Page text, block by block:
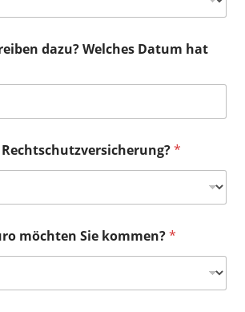
dazu? Welches Datum hat
Rechtschutzversicherung?*
möchten Sie kommen?*